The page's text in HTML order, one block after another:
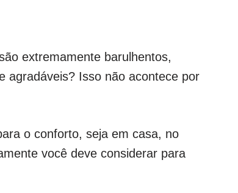
extremamente barulhentos,
agradáveis? Isso não acontece por
o conforto, seja em casa, no
você deve considerar para